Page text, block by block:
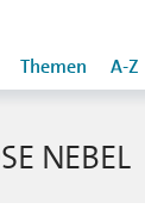
Themen A-Z
NEBEL